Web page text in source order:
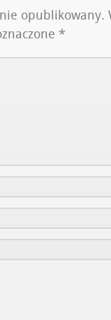
opublikowany.
*